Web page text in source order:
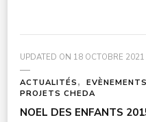
UPDATED ON 18 OCTOBRE 2021
ACTUALITÉS
EVÈNEMENTS
PROJETS CHEDA
NOEL DES ENFANTS